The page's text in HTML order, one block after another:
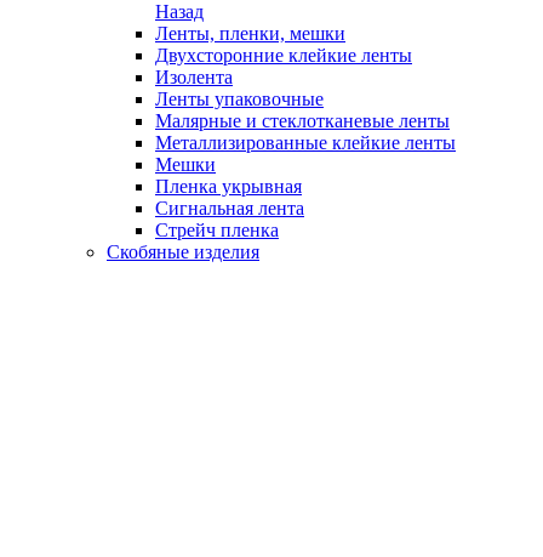
Назад
Ленты, пленки, мешки
Двухсторонние клейкие ленты
Изолента
Ленты упаковочные
Малярные и стеклотканевые ленты
Металлизированные клейкие ленты
Мешки
Пленка укрывная
Сигнальная лента
Стрейч пленка
Скобяные изделия